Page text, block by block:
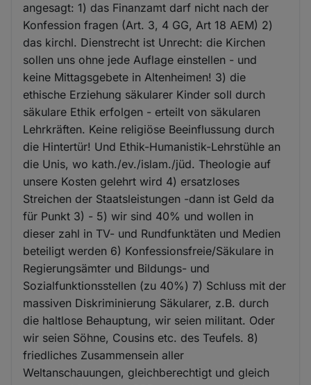
angesagt: 1) das Finanzamt darf nicht nach der
Konfession fragen (Art. 3, 4 GG, Art 18 AEM) 2)
das kirchl. Dienstrecht ist Unrecht: die Kirchen
sollen uns ohne jede Auflage einstellen - und
keine Mittagsgebete in Altenheimen! 3) die
ethische Erziehung säkularer Kinder soll durch
säkulare Ethik erfolgen - erteilt von säkularen
Lehrkräften. Keine religiöse Beeinflussung durch
die Hintertür! Und Ethik-Humanistik-Lehrstühle an
die Unis, wo kath./ev./islam./jüd. Theologie auf
unsere Kosten gelehrt wird 4) ersatzloses
Streichen der Staatsleistungen -dann ist Geld da
für Punkt 3) - 5) wir sind 40% und wollen in
dieser zahl in TV- und Rundfunktäten und Medien
beteiligt werden 6) Konfessionsfreie/Säkulare in
Regierungsämter und Bildungs- und
Sozialfunktionsstellen (zu 40%) 7) Schluss mit der
massiven Diskriminierung Säkularer, z.B. durch
die haltlose Behauptung, wir seien militant. Oder
wir seien Söhne, Cousins etc. des Teufels. 8)
friedliches Zusammensein aller
Weltanschauungen, gleichberechtigt und gleich